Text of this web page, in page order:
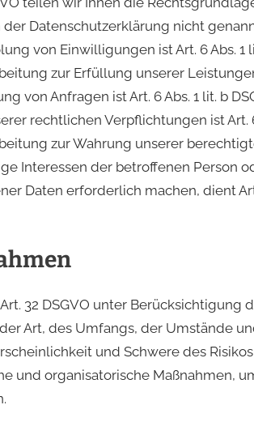
Datenschutzerklärung nicht
von Einwilligungen ist Art. 6 Abs. 1
zur Erfüllung unserer
von Anfragen ist Art. 6 Abs. 1 lit. b
rechtlichen Verpflichtungen ist Art.
zur Wahrung unserer
Interessen der betroffenen Person
Daten erforderlich machen, dient
32 DSGVO unter Berücksichtigung
Art, des Umfangs, der Umstände
und Schwere des
und organisatorische Maßnahmen,